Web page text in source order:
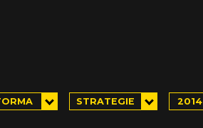
STRATEGIE 2014